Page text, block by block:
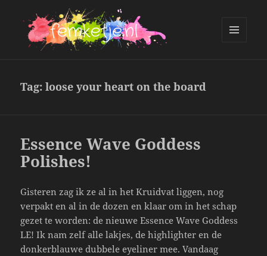
Tag:loose your heart on the board
Essence Wave Goddess
Polishes!
Gisteren zag ik ze al in het Kruidvat liggen, nog
verpakt en al in de dozen en klaar om in het schap
gezet te worden: de nieuwe Essence Wave Goddess
LE! Ik nam zelf alle lakjes, de highlighter en de
donkerblauwe dubbele eyeliner mee. Vandaag